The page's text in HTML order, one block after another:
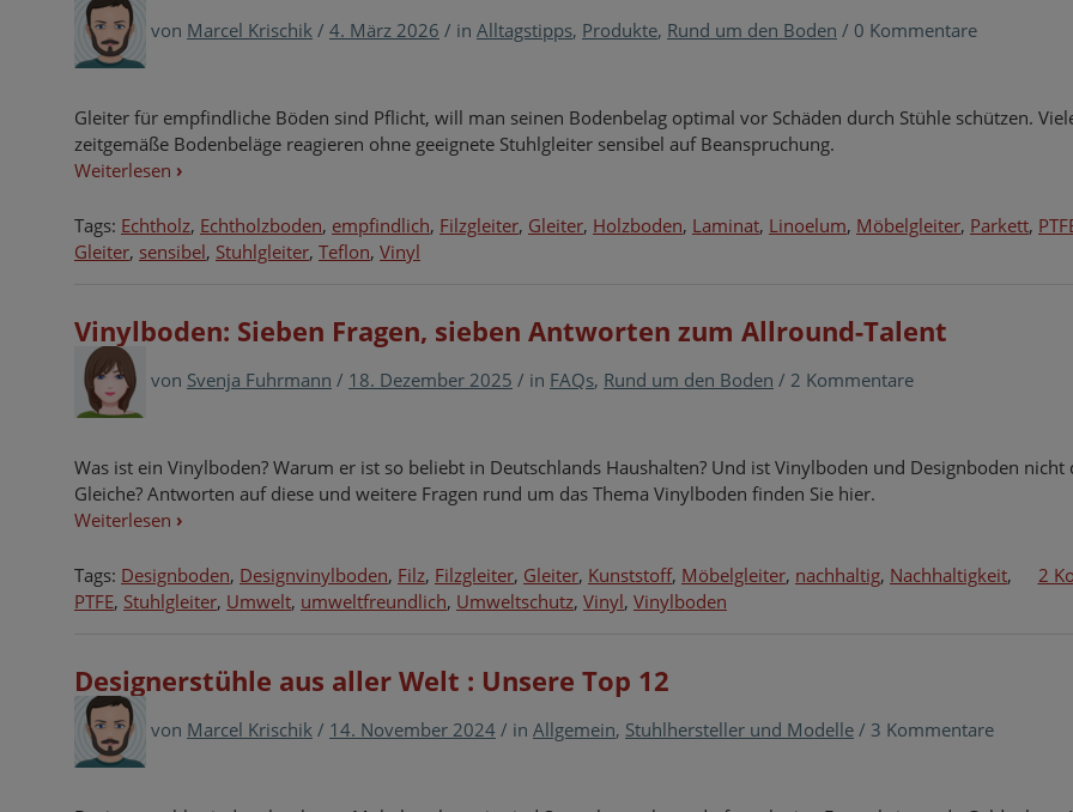
von Marcel Krischik / 4. März 2026 / in Alltagstipps, Produkte, Rund um den Boden / 0 Kommentare
Gleiter für empfindliche Böden sind Pflicht, will man seinen Bodenbelag optimal vor Schäden durch Stühle schützen.
zeitgemäße Bodenbeläge reagieren ohne geeignete Stuhlgleiter sensibel auf Beanspruchung.
Weiterlesen ›
Tags: Echtholz, Echtholzboden, empfindlich, Filzgleiter, Gleiter, Holzboden, Laminat, Linoelum, Möbelgleiter, Parkett,
Gleiter, sensibel, Stuhlgleiter, Teflon, Vinyl
Vinylboden: Sieben Fragen, sieben Antworten zum Allround-Talent
von Svenja Fuhrmann / 18. Dezember 2025 / in FAQs, Rund um den Boden / 2 Kommentare
Was ist ein Vinylboden? Warum er ist so beliebt in Deutschlands Haushalten? Und ist Vinylboden und Designboden nicht
Gleiche? Antworten auf diese und weitere Fragen rund um das Thema Vinylboden finden Sie hier.
Weiterlesen ›
Tags: Designboden, Designvinylboden, Filz, Filzgleiter, Gleiter, Kunststoff, Möbelgleiter, nachhaltig, Nachhaltigkeit,
PTFE, Stuhlgleiter, Umwelt, umweltfreundlich, Umweltschutz, Vinyl, Vinylboden
2
Designerstühle aus aller Welt : Unsere Top 12
von Marcel Krischik / 14. November 2024 / in Allgemein, Stuhlhersteller und Modelle / 3 Kommentare